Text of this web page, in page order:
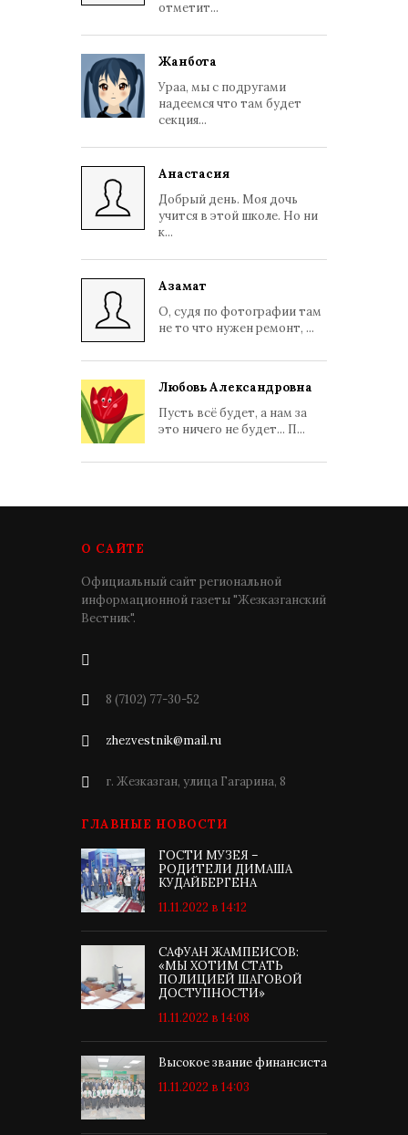
отметит...
Жанбота
Ураа, мы с подругами
надеемся что там будет
секция...
Анастасия
Добрый день. Моя дочь
учится в этой школе. Но ни
к...
Азамат
О, судя по фотографии там
не то что нужен ремонт, ...
Любовь Александровна
Пусть всё будет, а нам за
это ничего не будет... П...
О САЙТЕ
Официальный сайт региональной
информационной газеты "Жезказганский
Вестник".
8 (7102) 77-30-52
zhezvestnik@mail.ru
г. Жезказган, улица Гагарина, 8
ГЛАВНЫЕ НОВОСТИ
ГОСТИ МУЗЕЯ –
РОДИТЕЛИ ДИМАША
КУДАЙБЕРГЕНА
11.11.2022 в 14:12
САФУАН ЖАМПЕИСОВ:
«МЫ ХОТИМ СТАТЬ
ПОЛИЦИЕЙ ШАГОВОЙ
ДОСТУПНОСТИ»
11.11.2022 в 14:08
Высокое звание финансиста
11.11.2022 в 14:03